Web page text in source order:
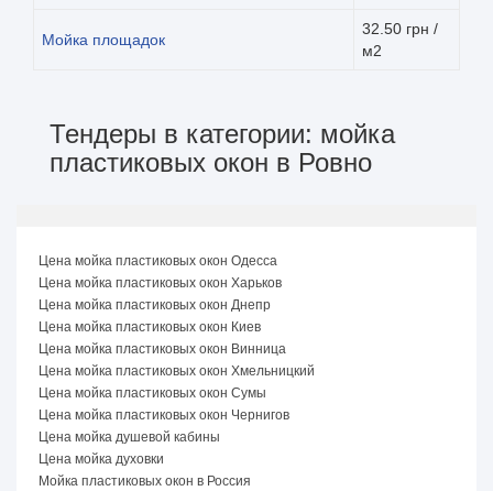
Мойка площадок
32.50 грн /
м2
Тендеры в категории: мойка
пластиковых окон в Ровно
Цена мойка пластиковых окон Одесса
Цена мойка пластиковых окон Харьков
Цена мойка пластиковых окон Днепр
Цена мойка пластиковых окон Киев
Цена мойка пластиковых окон Винница
Цена мойка пластиковых окон Хмельницкий
Цена мойка пластиковых окон Сумы
Цена мойка пластиковых окон Чернигов
Цена мойка душевой кабины
Цена мойка духовки
Мойка пластиковых окон в Россия